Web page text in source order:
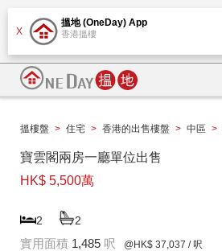
X
搵地 (OneDay) App
香港搵樓
搵樓盤 > 住宅 > 香港的出售樓盤 > 中區 >
寶雲閣兩房一廳單位出售
HK$ 5,500萬
2 2
實用面積 1,485 呎 @HK$ 37,037 / 呎